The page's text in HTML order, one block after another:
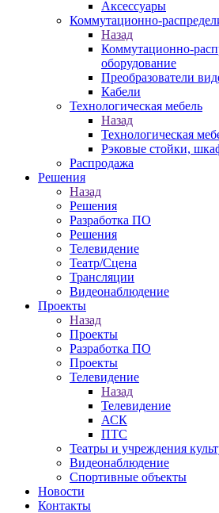
Аксессуары
Коммутационно-
Назад
Коммутационно-
оборудование
Преобразователи
Кабели
Технологическая мебель
Назад
Технологическая
Рэковые стойки,
Распродажа
Решения
Назад
Решения
Разработка ПО
Решения
Телевидение
Театр/Сцена
Трансляции
Видеонаблюдение
Проекты
Назад
Проекты
Разработка ПО
Проекты
Телевидение
Назад
Телевидение
АСК
ПТС
Театры и учреждения
Видеонаблюдение
Спортивные объекты
Новости
Контакты